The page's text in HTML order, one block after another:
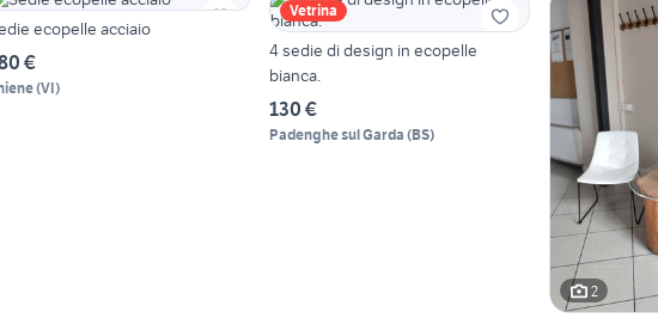
Sedie ecopelle acciaio
€
(VI)
Vetrina
4 sedie di design in ecopelle
bianca.
130 €
Padenghe sul Garda (BS)
2